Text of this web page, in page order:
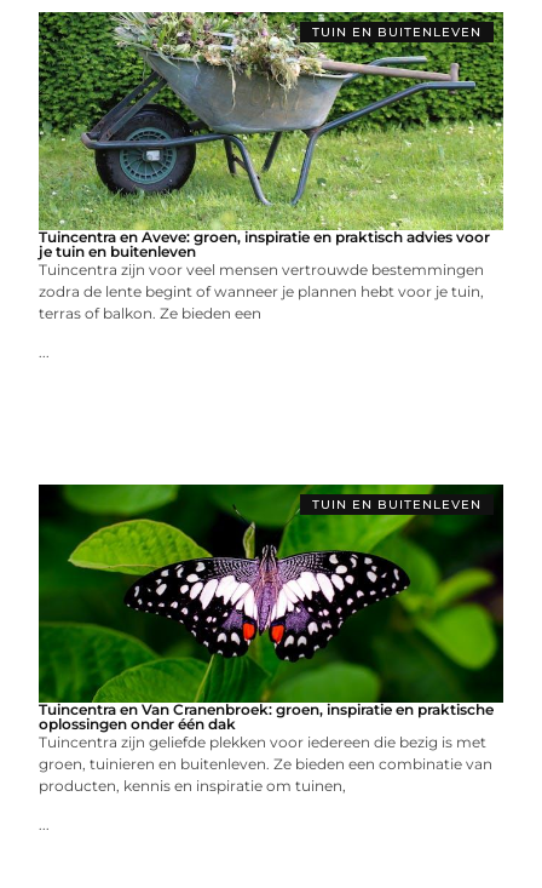
TUIN EN BUITENLEVEN
Tuincentra en Aveve: groen, inspiratie en praktisch advies voor
je tuin en buitenleven
Tuincentra zijn voor veel mensen vertrouwde bestemmingen
zodra de lente begint of wanneer je plannen hebt voor je tuin,
terras of balkon. Ze bieden een
...
TUIN EN BUITENLEVEN
Tuincentra en Van Cranenbroek: groen, inspiratie en praktische
oplossingen onder één dak
Tuincentra zijn geliefde plekken voor iedereen die bezig is met
groen, tuinieren en buitenleven. Ze bieden een combinatie van
producten, kennis en inspiratie om tuinen,
...